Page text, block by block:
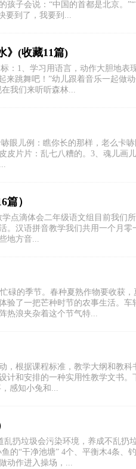
孩子会说：“中国的首都是北京。
要到了，我要到...
》(收藏11篇)
：1、学习用语言，动作大胆地表
来跳舞吧！”幼儿跟着音乐一起做
我们来听听森林...
眼儿例：瞧你长的那样，老么卡
皮片片：乱七八糟的。3、魂儿画
篇）
点滴体会二年级语文组目前我们
。汉语拼音教学我们共用一个月
地方音...
的季节。春种夏熟作物要收获，
验了一把芒种时节的农事生活。
热浪夹杂着这个节气特...
，根据课程标准，教学大纲和教
计和安排的一种实用性教学文书
感知小兔和...
扔垃圾会污染环境，养成不乱扔
的“干净池塘” 4个、平衡木4条
动作进入操场，...